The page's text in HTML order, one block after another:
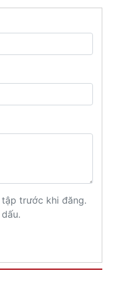
trước khi đăng.